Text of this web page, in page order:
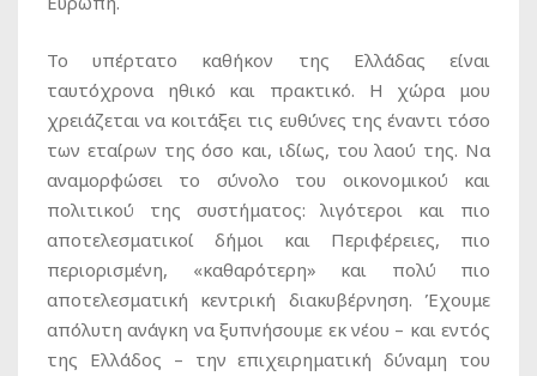
Το υπέρτατο καθήκον της Ελλάδας είναι
ταυτόχρονα ηθικό και πρακτικό. Η χώρα μου
χρειάζεται να κοιτάξει τις ευθύνες της έναντι τόσο
των εταίρων της όσο και, ιδίως, του λαού της. Να
αναμορφώσει το σύνολο του οικονομικού και
πολιτικού της συστήματος: λιγότεροι και πιο
αποτελεσματικοί δήμοι και Περιφέρειες, πιο
περιορισμένη, «καθαρότερη» και πολύ πιο
αποτελεσματική κεντρική διακυβέρνηση. Έχουμε
απόλυτη ανάγκη να ξυπνήσουμε εκ νέου – και εντός
της Ελλάδος – την επιχειρηματική δύναμη του